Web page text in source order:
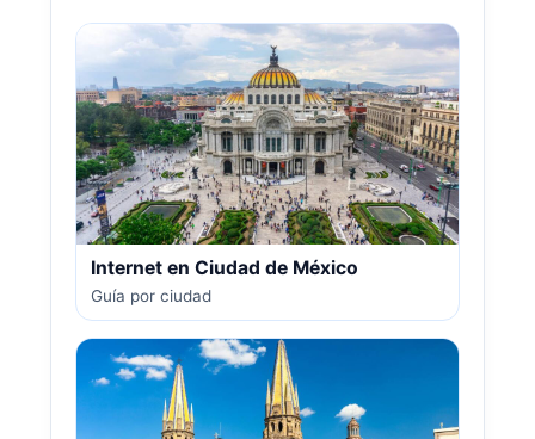
Internet en Ciudad de México
Guía por ciudad